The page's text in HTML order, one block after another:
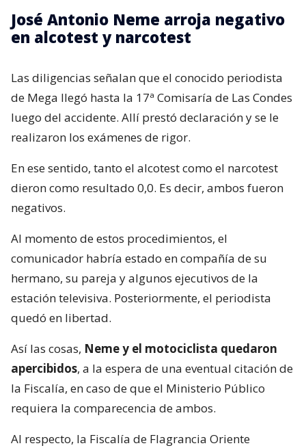
José Antonio Neme arroja negativo
en alcotest y narcotest
Las diligencias señalan que el conocido periodista
de Mega llegó hasta la 17ª Comisaría de Las Condes
luego del accidente. Allí prestó declaración y se le
realizaron los exámenes de rigor.
En ese sentido, tanto el alcotest como el narcotest
dieron como resultado 0,0. Es decir, ambos fueron
negativos.
Al momento de estos procedimientos, el
comunicador habría estado en compañía de su
hermano, su pareja y algunos ejecutivos de la
estación televisiva. Posteriormente, el periodista
quedó en libertad.
Así las cosas, Neme y el motociclista quedaron
apercibidos, a la espera de una eventual citación de
la Fiscalía, en caso de que el Ministerio Público
requiera la comparecencia de ambos.
Al respecto, la Fiscalía de Flagrancia Oriente